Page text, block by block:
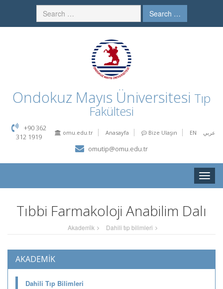
Search …
Ondokuz Mayıs Üniversitesi Tıp
Fakültesi
omu.edu.tr Anasayfa Bize Ulaşın EN عربي
+90 362
312 1919
omutip@omu.edu.tr
Toggle
Tıbbi Farmakoloji Anabilim Dalı
Akademi̇k Dahili tıp bilimleri
AKADEMİK
Dahili Tıp Bilimleri